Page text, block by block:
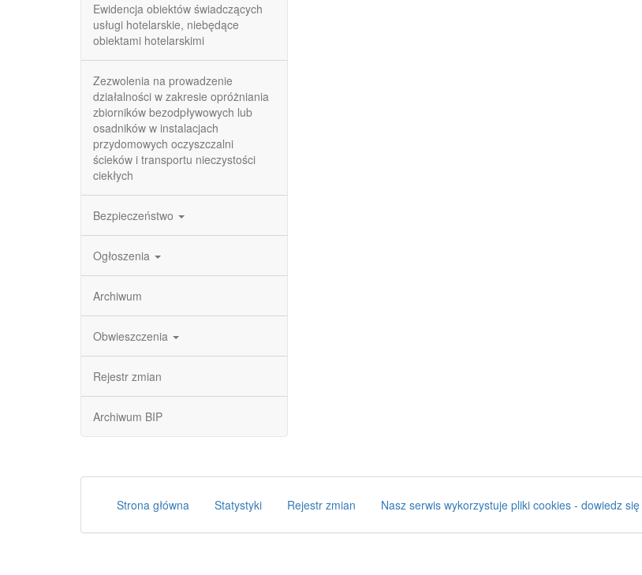
Ewidencja obiektów świadczących
usługi hotelarskie, niebędące
obiektami hotelarskimi
Zezwolenia na prowadzenie
działalności w zakresie opróżniania
zbiorników bezodpływowych lub
osadników w instalacjach
przydomowych oczyszczalni
ścieków i transportu nieczystości
ciekłych
Bezpieczeństwo
Ogłoszenia
Archiwum
Obwieszczenia
Rejestr zmian
Archiwum BIP
Strona główna Statystyki Rejestr zmian Nasz serwis wykorzystuje pliki cookies - dowiedz